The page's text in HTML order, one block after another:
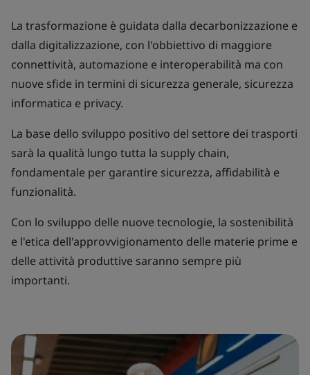
La trasformazione è guidata dalla decarbonizzazione e
dalla digitalizzazione, con l'obbiettivo di maggiore
connettività, automazione e interoperabilità ma con
nuove sfide in termini di sicurezza generale, sicurezza
informatica e privacy.
La base dello sviluppo positivo del settore dei trasporti
sarà la qualità lungo tutta la supply chain,
fondamentale per garantire sicurezza, affidabilità e
funzionalità.
Con lo sviluppo delle nuove tecnologie, la sostenibilità
e l'etica dell'approvvigionamento delle materie prime e
delle attività produttive saranno sempre più
importanti.